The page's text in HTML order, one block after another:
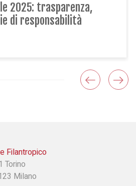
2025: trasparenza,
di responsabilità
Filantropico
Torino
Milano